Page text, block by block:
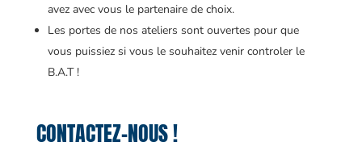
avez avec vous le partenaire de choix.
Les portes de nos ateliers sont ouvertes pour que
vous puissiez si vous le souhaitez venir controler le
B.A.T !
CONTACTEZ-NOUS !